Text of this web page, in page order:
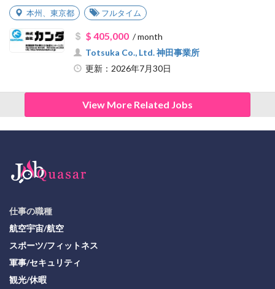
本州 東京都 フルタイム
$ 405,000/ month
Totsuka Co., Ltd. 神田事業所
更新：2026年7月30日
View More Related Jobs
仕事の職種
航空宇宙/航空
スポーツ/フィットネス
軍事/セキュリティ
観光/休暇